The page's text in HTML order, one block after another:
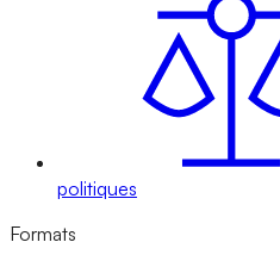
politiques
Formats